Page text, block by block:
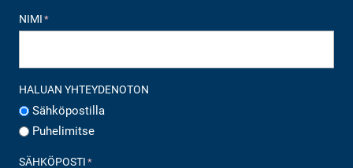
NIMI *
HALUAN YHTEYDENOTON
Sähköpostilla
Puhelimitse
SÄHKÖPOSTI *